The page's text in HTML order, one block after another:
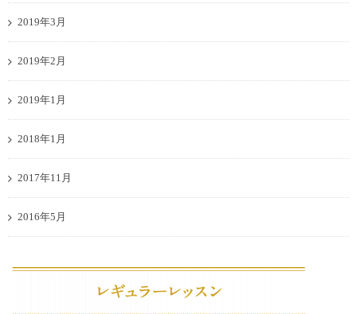
2019年3月
2019年2月
2019年1月
2018年1月
2017年11月
2016年5月